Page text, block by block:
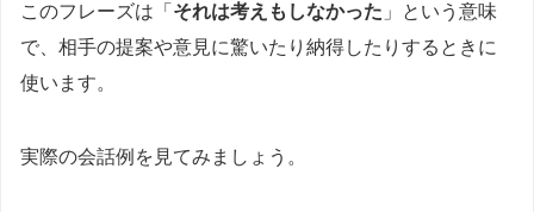
このフレーズは「 それは考えもしなかった 」という意味
で、相手の提案や意見に驚いたり納得したりするときに
使います。
実際の会話例を見てみましょう。